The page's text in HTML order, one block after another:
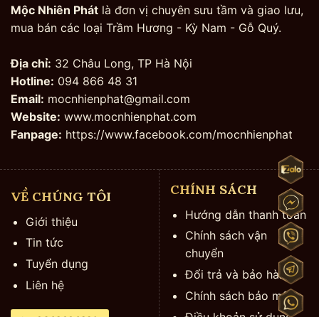
Mộc Nhiên Phát là đơn vị chuyên sưu tầm và giao lưu,
mua bán các loại Trầm Hương - Kỳ Nam - Gỗ Quý.
Địa chỉ: 32 Châu Long, TP Hà Nội
Hotline: 094 866 48 31
Email: mocnhienphat@gmail.com
Website: www.mocnhienphat.com
Fanpage: https://www.facebook.com/mocnhienphat
VỀ CHÚNG TÔI
Giới thiệu
Tin tức
Tuyển dụng
Liên hệ
CHÍNH SÁCH
Hướng dẫn thanh toán
Chính sách vận
chuyển
Đổi trả và bảo hành
Chính sách bảo mật